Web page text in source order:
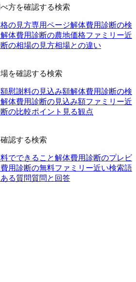
方を確認する検索
の見方専用ページ解体費用診断の検
解体費用診断の農地価格ファミリー近
の相場の見方相場との違い
を確認する検索
慰謝料の見込み額解体費用診断の検
解体費用診断の見込み額ファミリー近
の比較ポイント 見る観点
認する検索
でできること解体費用診断のプレビ
用診断の無料ファミリー近い検索語
る質問質問と回答